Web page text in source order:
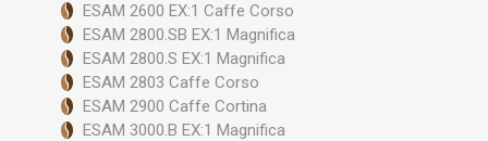
ESAM 2600 EX:1 Caffe Corso
ESAM 2800.SB EX:1 Magnifica
ESAM 2800.S EX:1 Magnifica
ESAM 2803 Caffe Corso
ESAM 2900 Caffe Cortina
ESAM 3000.B EX:1 Magnifica